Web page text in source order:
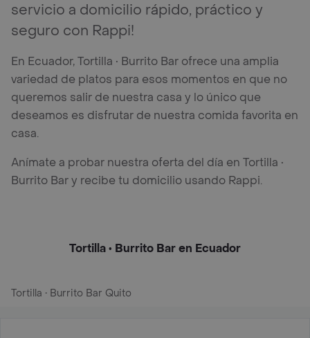
servicio a domicilio rápido, práctico y
seguro con Rappi!
En Ecuador, Tortilla • Burrito Bar ofrece una amplia
variedad de platos para esos momentos en que no
queremos salir de nuestra casa y lo único que
deseamos es disfrutar de nuestra comida favorita en
casa.
Anímate a probar nuestra oferta del día en Tortilla •
Burrito Bar y recibe tu domicilio usando Rappi.
Tortilla • Burrito Bar en Ecuador
Tortilla • Burrito Bar Quito